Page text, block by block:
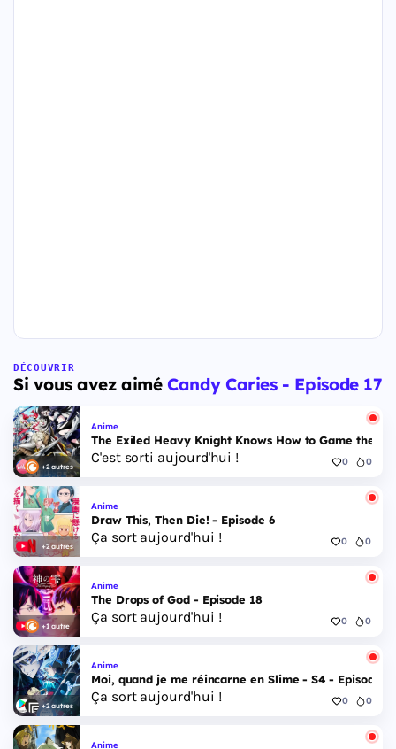
DÉCOUVRIR
Si vous avez aiméCandy Caries - Episode 17
+2 autres
Anime
The Exiled Heavy Knight Knows How to Game the
C'est sorti aujourd'hui ! 0 0
+2 autres
Anime
Draw This, Then Die! - Episode 6
Ça sort aujourd'hui ! 0 0
+1 autre
Anime
The Drops of God - Episode 18
Ça sort aujourd'hui ! 0 0
+2 autres
Anime
Moi, quand je me réincarne en Slime - S4 - Episode
Ça sort aujourd'hui ! 0 0
Anime